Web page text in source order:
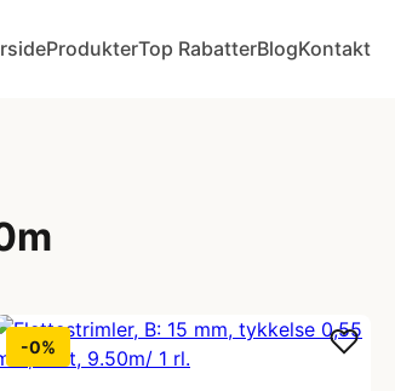
ProdukterTop RabatterBlogKontakt
-0%